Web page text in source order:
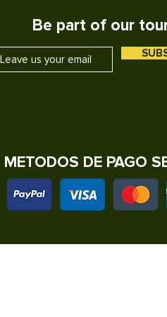
• VER TERMINOS Y
• HORAS DE SALIDA
• REQUIERE UN MINIMO
Be part of our
METODOS DE PAGO